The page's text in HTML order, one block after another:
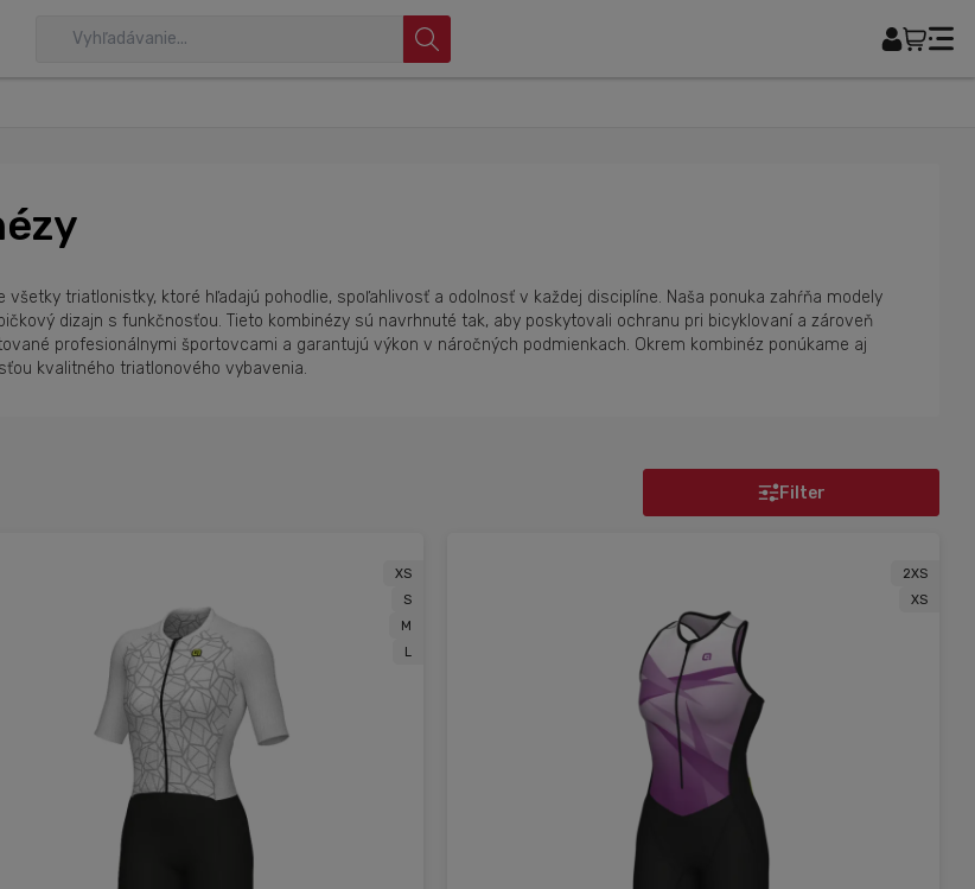
triatlonistky, ktoré hľadajú pohodlie, spoľahlivosť a odolnosť v každej disciplíne. Naša ponuka zahŕňa modely
dizajn s funkčnosťou. Tieto kombinézy sú navrhnuté tak, aby poskytovali ochranu pri bicyklovaní a zároveň
profesionálnymi športovcami a garantujú výkon v náročných podmienkach. Okrem kombinéz ponúkame aj
kvalitného triatlonového vybavenia.
Filter
XS
S
M
L
2XS
XS